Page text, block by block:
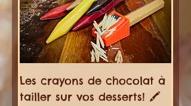
Les crayons de chocolat à
tailler sur vos desserts! 🖍